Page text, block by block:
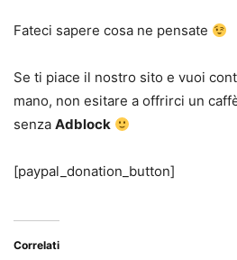
Fateci sapere cosa ne pensate
Se ti piace il nostro sito e vuoi
mano, non esitare a offrirci un
senza Adblock
[paypal_donation_button]
Correlati